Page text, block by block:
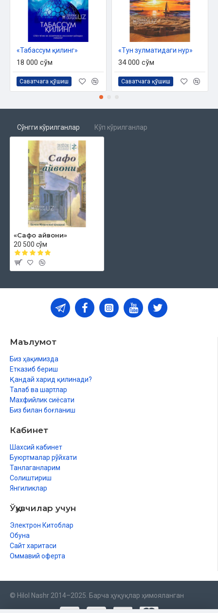
«Табассум қилинг»
18 000 сўм
Саватчага қўшиш
«Тун зулматидаги нур»
34 000 сўм
Саватчага қўшиш
Сўнгги кўрилганлар Кўп кўрилганлар
«Сафо айвони»
20 500 сўм
Маълумот
Биз ҳақимизда
Етказиб бериш
Қандай харид қилинади?
Талаб ва шартлар
Махфийлик сиёсати
Биз билан боғланиш
Кабинет
Шахсий кабинет
Буюртмалар рўйхати
Танлаганларим
Солиштириш
Янгиликлар
Ўқувчилар учун
Электрон Китоблар
Обуна
Сайт харитаси
Оммавий оферта
© Hilol Nashr 2014–2025. Барча ҳуқуқлар ҳимояланган